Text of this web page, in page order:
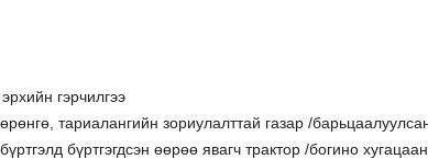
гэрчилгээ
тариалангийн зориулалттай газар /
бүртгэгдсэн өөрөө явагч трактор /богино